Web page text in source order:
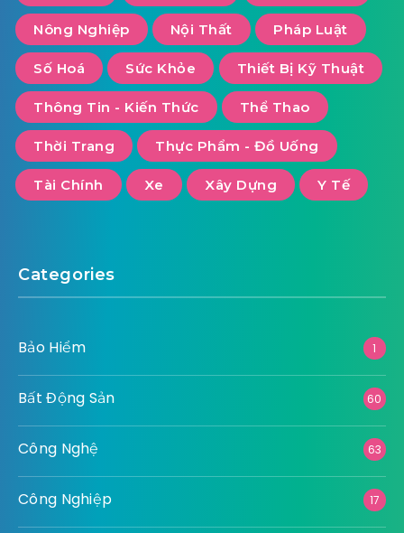
Nông Nghiệp Nội Thất Pháp Luật
Số Hoá Sức Khỏe Thiết Bị Kỹ Thuật
Thông Tin - Kiến Thức Thể Thao
Thời Trang Thực Phẩm - Đồ Uống
Tài Chính Xe Xây Dựng Y Tế
Categories
Bảo Hiểm 1
Bất Động Sản 60
Công Nghệ 63
Công Nghiệp 17